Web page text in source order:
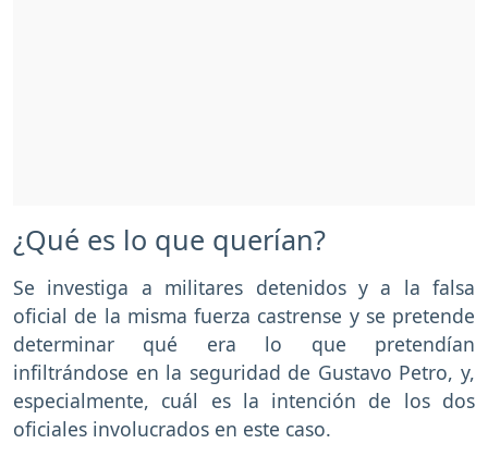
¿Qué es lo que querían?
Se investiga a militares detenidos y a la falsa
oficial de la misma fuerza castrense y se pretende
determinar qué era lo que pretendían
infiltrándose en la seguridad de Gustavo Petro, y,
especialmente, cuál es la intención de los dos
oficiales involucrados en este caso.